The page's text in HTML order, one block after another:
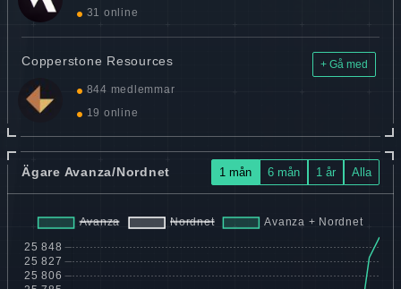
31 online
Copperstone Resources
844 medlemmar
19 online
+ Gå med
Ägare Avanza/Nordnet 1 mån 6 mån 1 år Alla